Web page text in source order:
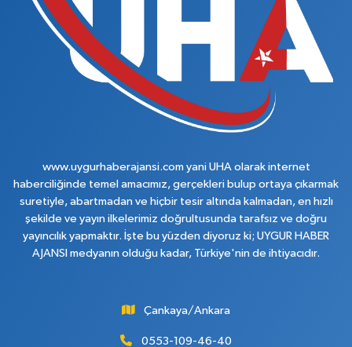
www.uygurhaberajansi.com yani UHA olarak internet
haberciliğinde temel amacımız, gerçekleri bulup ortaya çıkarmak
suretiyle, abartmadan ve hiçbir tesir altında kalmadan, en hızlı
şekilde ve yayın ilkelerimiz doğrultusunda tarafsız ve doğru
yayıncılık yapmaktır. İşte bu yüzden diyoruz ki; UYGUR HABER
AJANSI medyanın olduğu kadar, Türkiye'nin de ihtiyacıdır.
Çankaya/Ankara
0553-109-46-40